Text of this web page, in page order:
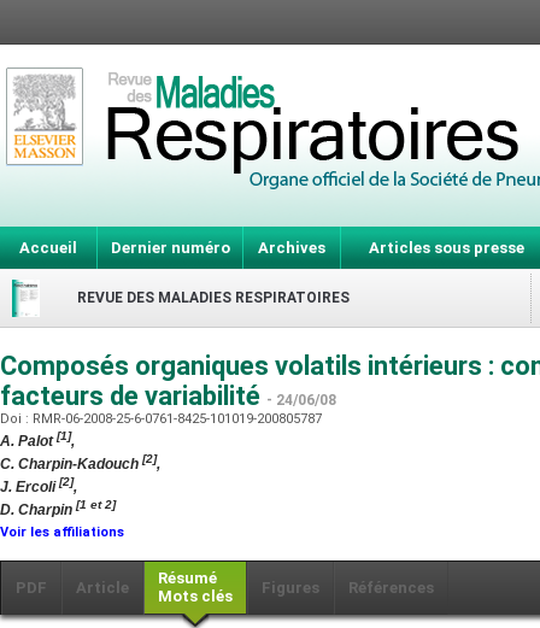
Accueil Dernier numéro Archives Articles sous presse
REVUE DES MALADIES RESPIRATOIRES
Composés organiques volatils intérieurs :
facteurs de variabilité - 24/06/08
Doi : RMR-06-2008-25-6-0761-8425-101019-200805787
A. Palot[1],
C. Charpin-Kadouch [2],
J. Ercoli[2],
D. Charpin [1 et 2]
Voir les affiliations
PDF Article
Résumé
Mots clés
Figures Références